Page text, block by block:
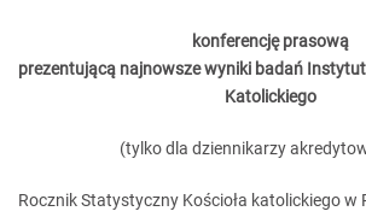
konferencję prasową
prezentującą najnowsze wyniki badań
Katolickiego
(tylko dla dziennikarzy
Rocznik Statystyczny Kościoła katolickiego w